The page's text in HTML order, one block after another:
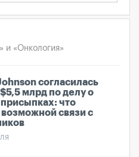
и «Онкология»
согласилась
млрд по делу о
что
возможной связи с